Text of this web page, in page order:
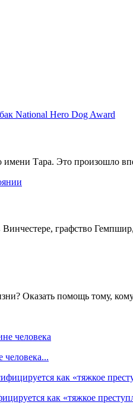
Тара. Это произошло
графство
Оказать помощь тому,
как «тяжкое